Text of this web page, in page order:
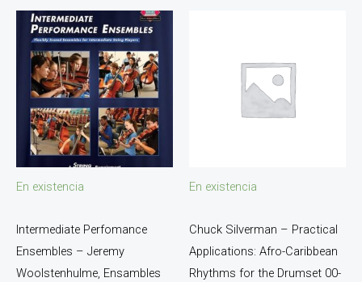
En existencia
Intermediate Perfomance
Ensembles – Jeremy
Woolstenhulme, Ensambles
En existencia
Chuck Silverman – Practical
Applications: Afro-Caribbean
Rhythms for the Drumset 00-